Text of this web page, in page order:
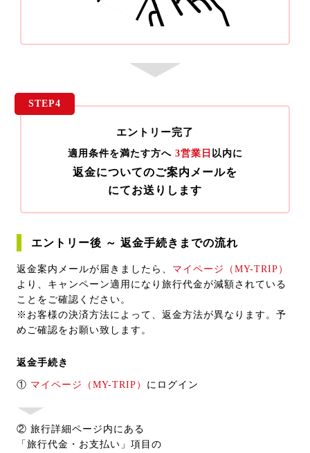
STEP4
エントリー完了
適用条件を満たす方へ 3営業日 以内に
返金についてのご案内メールを
にてお送りします
エントリー後 ～ 返金手続きまでの流れ
返金案内メールが届きましたら、 マイページ（MY-TRIP）
より、キャンペーン適用になり旅行代金が減額されている
ことをご確認ください。
※お客様の決済方法によって、返金方法が異なります。予
めご確認をお願い致します。
返金手続き
① マイページ（MY-TRIP） にログイン
② 旅行詳細ページ内にある
「旅行代金・お支払い」項目の